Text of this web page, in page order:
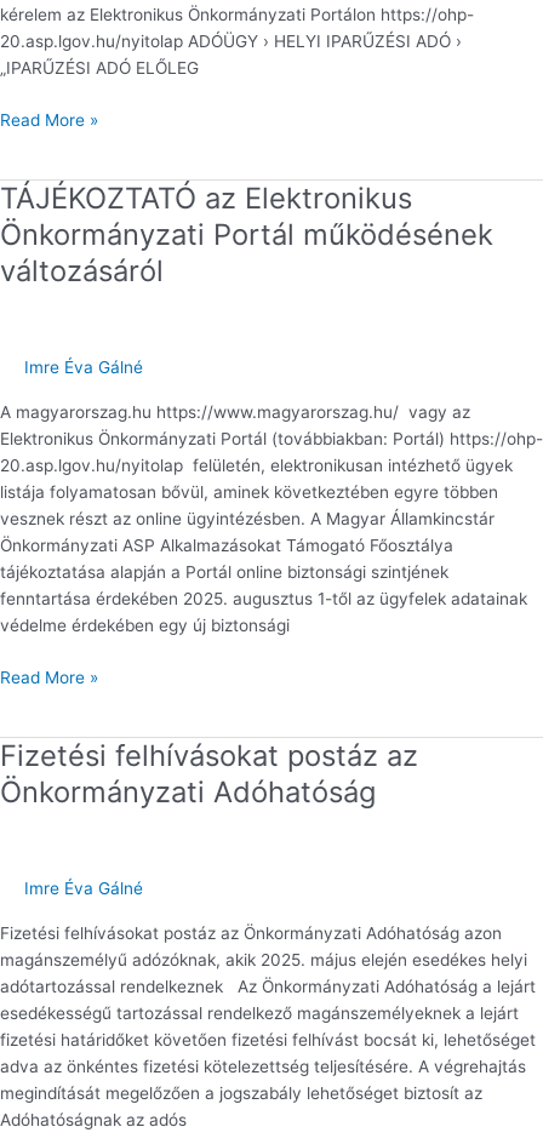
kérelem az Elektronikus Önkormányzati Portálon https://ohp-
20.asp.lgov.hu/nyitolap ADÓÜGY › HELYI IPARŰZÉSI ADÓ ›
„IPARŰZÉSI ADÓ ELŐLEG
Read More »
TÁJÉKOZTATÓ az Elektronikus
Önkormányzati Portál működésének
változásáról
Imre Éva Gálné
A magyarorszag.hu https://www.magyarorszag.hu/ vagy az
Elektronikus Önkormányzati Portál (továbbiakban: Portál) https://ohp-
20.asp.lgov.hu/nyitolap felületén, elektronikusan intézhető ügyek
listája folyamatosan bővül, aminek következtében egyre többen
vesznek részt az online ügyintézésben. A Magyar Államkincstár
Önkormányzati ASP Alkalmazásokat Támogató Főosztálya
tájékoztatása alapján a Portál online biztonsági szintjének
fenntartása érdekében 2025. augusztus 1-től az ügyfelek adatainak
védelme érdekében egy új biztonsági
TÁJÉKOZTATÓ
az
Elektronikus
Önkormányzati
változásáról
Read More »
Fizetési felhívásokat postáz az
Önkormányzati Adóhatóság
Imre Éva Gálné
Fizetési felhívásokat postáz az Önkormányzati Adóhatóság azon
magánszemélyű adózóknak, akik 2025. május elején esedékes helyi
adótartozással rendelkeznek Az Önkormányzati Adóhatóság a lejárt
esedékességű tartozással rendelkező magánszemélyeknek a lejárt
fizetési határidőket követően fizetési felhívást bocsát ki, lehetőséget
adva az önkéntes fizetési kötelezettség teljesítésére. A végrehajtás
megindítását megelőzően a jogszabály lehetőséget biztosít az
Adóhatóságnak az adós
Fizetési
felhívásokat
postáz
Adóhatóság